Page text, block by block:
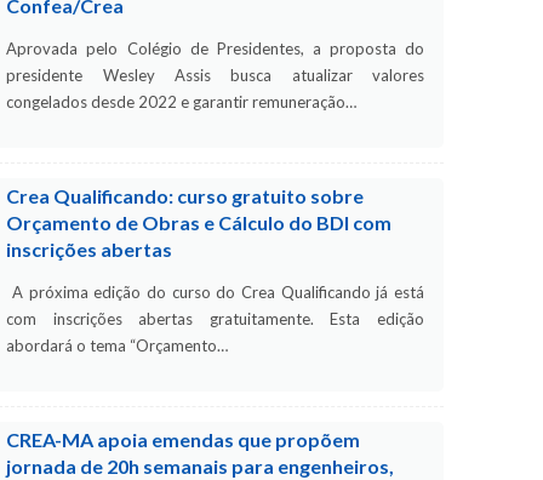
Confea/Crea
Aprovada pelo Colégio de Presidentes, a proposta do
presidente Wesley Assis busca atualizar valores
congelados desde 2022 e garantir remuneração…
Crea Qualificando: curso gratuito sobre
Orçamento de Obras e Cálculo do BDI com
inscrições abertas
A próxima edição do curso do Crea Qualificando já está
com inscrições abertas gratuitamente. Esta edição
abordará o tema “Orçamento…
CREA-MA apoia emendas que propõem
jornada de 20h semanais para engenheiros,